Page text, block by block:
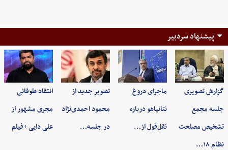
پیشنهاد سردبیر
گزارش تصویری
جلسه مجمع
تشخیص مصلحت
نظام ۱۸…
ماجرای دروغ
نتانیاهو درباره
نقل‌قول از…
تصویر جدید از
محمود احمدی‌نژاد
در جلسه…
انتقاد طوفانی
مجری مشهور از
علی دایی +فیلم